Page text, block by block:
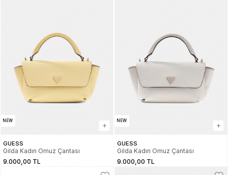
NEW
GUESS
Gilda Kadın Omuz Çantası
9.000,00 TL
NEW
GUESS
Gilda Kadın Omuz Çantası
9.000,00 TL